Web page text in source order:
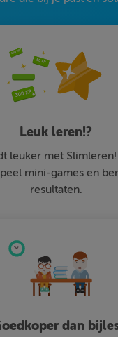
Leuk leren!?
leuker met
mini-games en
resultaten.
dan